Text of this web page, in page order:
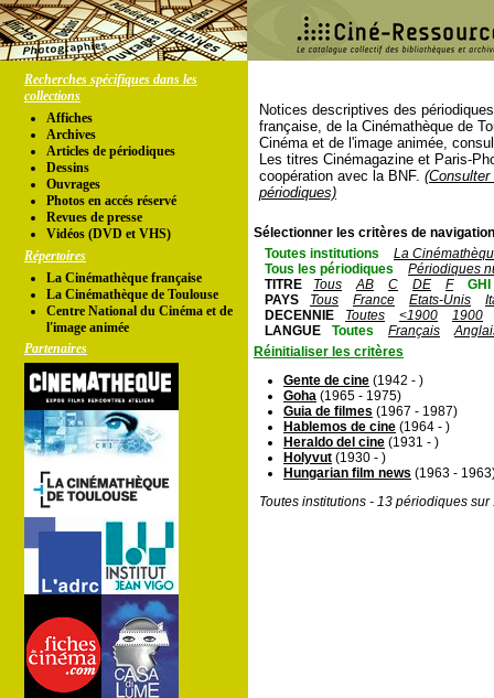
Recherches spécifiques dans les
collections
Affiches
Archives
Articles de périodiques
Dessins
Ouvrages
Photos en accés réservé
Revues de presse
Vidéos (DVD et VHS)
Répertoires
La Cinémathèque française
La Cinémathèque de Toulouse
Centre National du Cinéma et de
l'image animée
Partenaires
Notices descriptives des
française, de la Cinémathèque de
Cinéma et de l'image animée,
Les titres Cinémagazine et Paris-
coopération avec la BNF.
périodiques)
Sélectionner les critères de
Toutes institutions
La
Tous les périodiques
Périodiques
TITRE
Tous AB C DE F
GHI
PAYS
Tous France Etats-Unis
DECENNIE
Toutes <1900
1900
LANGUE
Toutes Français
Réinitialiser les critères
Gente de cine (1942 - )
Goha (1965 - 1975)
Guia de filmes (1967 - 1987)
Hablemos de cine (1964 - )
Heraldo del cine (1931 - )
Holyvut (1930 - )
Hungarian film news (1963 -
Toutes institutions - 13 périodiques sur